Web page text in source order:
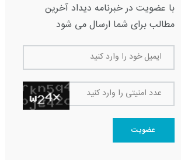
با عضویت در خبرنامه دیداد آخرین
مطالب برای شما ارسال می شود
ایمیل خود را وارد کنید
عدد امنیتی را وارد کنید
عضویت